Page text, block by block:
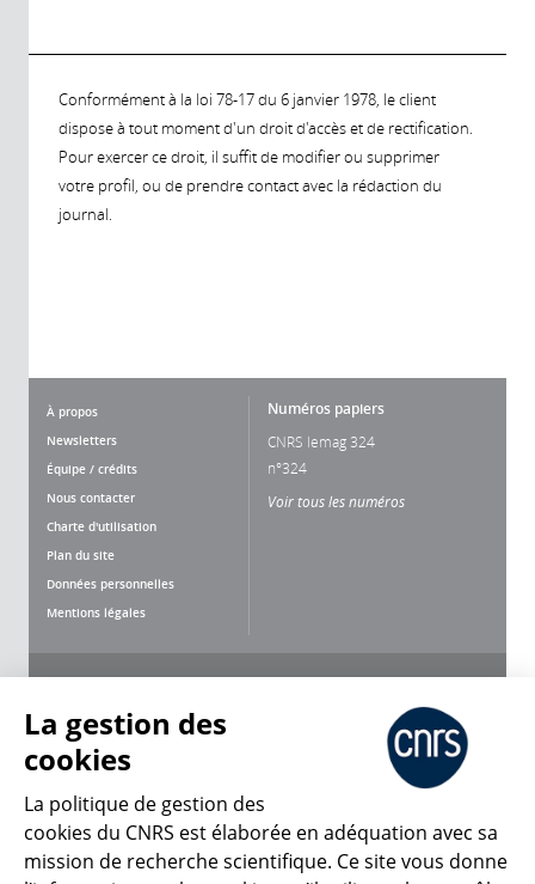
Conformément à la loi 78-17 du 6 janvier 1978, le client
dispose à tout moment d'un droit d'accès et de rectification.
Pour exercer ce droit, il suffit de modifier ou supprimer
votre profil, ou de prendre contact avec la rédaction du
journal.
À propos
Newsletters
Équipe / crédits
Nous contacter
Charte d'utilisation
Plan du site
Données personnelles
Mentions légales
Numéros papiers
CNRS lemag 324
n°324
Voir tous les numéros
CNRS Le Mag
La gestion des
cookies
La politique de gestion des
cookies du CNRS est élaborée en adéquation avec sa
mission de recherche scientifique. Ce site vous donne